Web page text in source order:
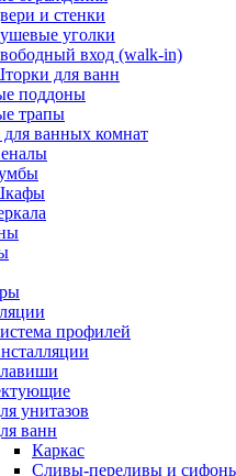
и стенки
уголки
вход (walk-in)
для ванн
поддоны
трапы
ванных комнат
профилей
унитазов
ванн
Каркас
Сливы-переливы и